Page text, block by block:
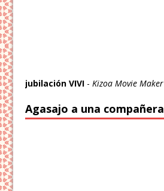
jubilación VIVI -Kizoa Movie Maker
Agasajo a una